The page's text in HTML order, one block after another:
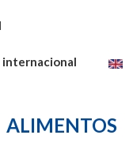
internacional
ALIMENTOS